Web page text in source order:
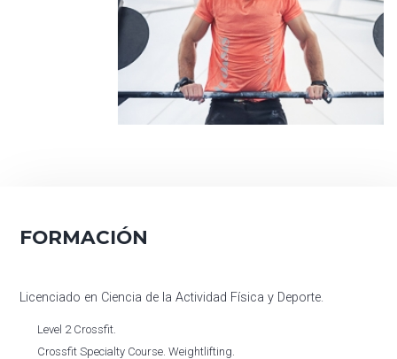
FORMACIÓN
Licenciado en Ciencia de la Actividad Física y Deporte.
Level 2 Crossfit.
Crossfit Specialty Course. Weightlifting.